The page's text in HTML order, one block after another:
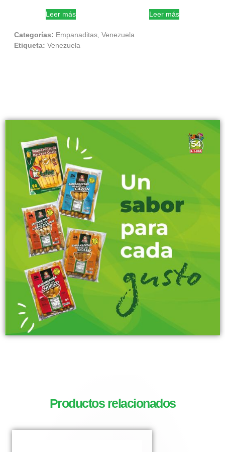
Leer más Leer más
Categorías: Empanaditas Venezuela
Etiqueta: Venezuela
Productos relacionados